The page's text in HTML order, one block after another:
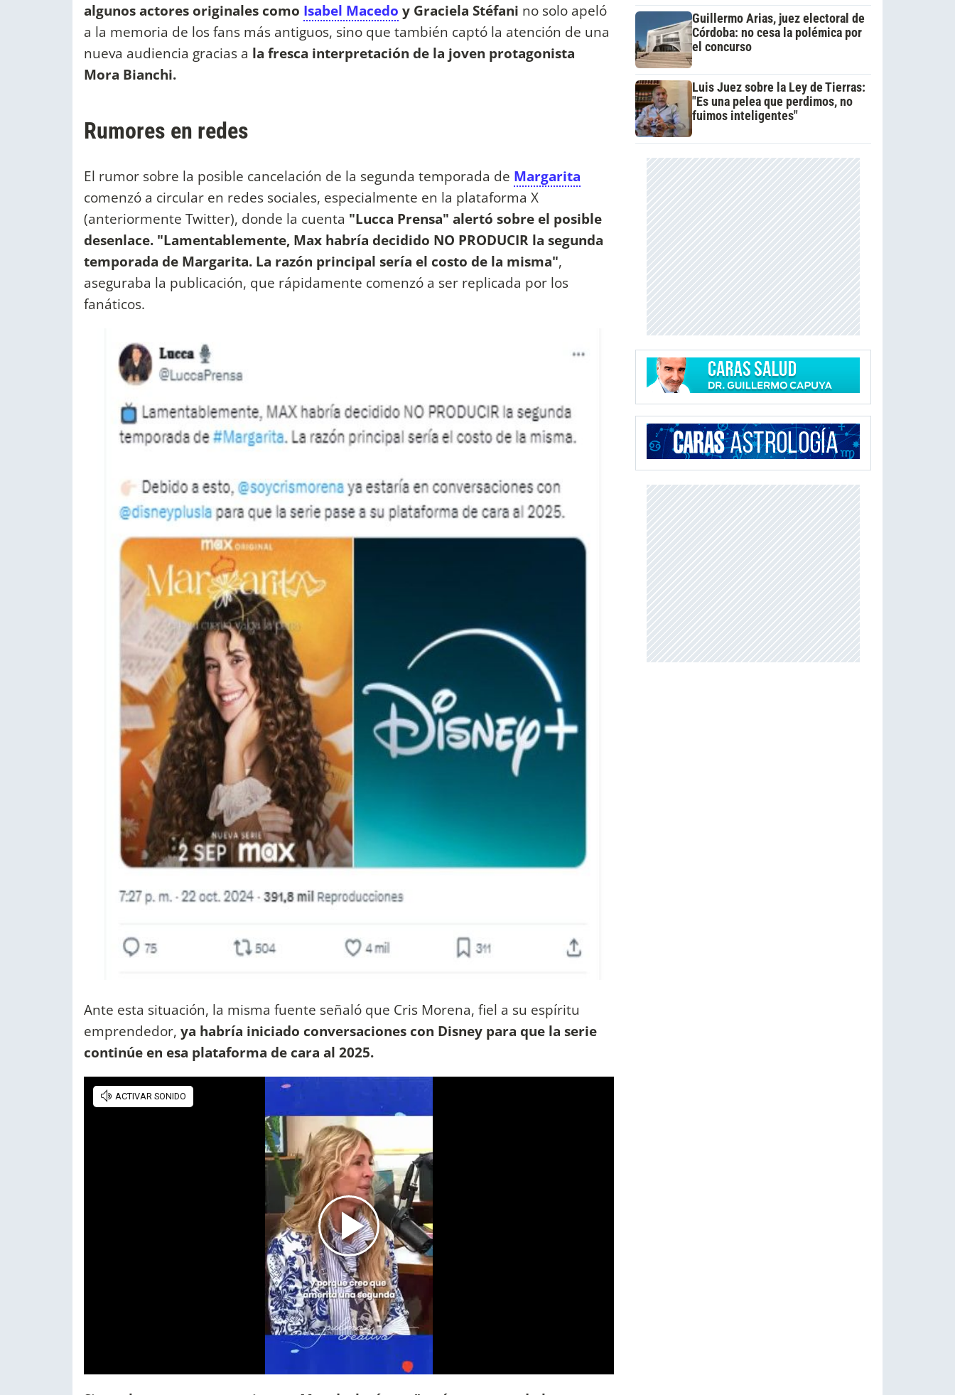
algunos actores originales como Isabel Macedo y Graciela Stéfani no solo apeló
a la memoria de los fans más antiguos, sino que también captó la atención de una
nueva audiencia gracias a la fresca interpretación de la joven protagonista
Mora Bianchi.
Rumores en redes
El rumor sobre la posible cancelación de la segunda temporada de Margarita
comenzó a circular en redes sociales, especialmente en la plataforma X
(anteriormente Twitter), donde la cuenta "Lucca Prensa" alertó sobre el posible
desenlace. "Lamentablemente, Max habría decidido NO PRODUCIR la segunda
temporada de Margarita. La razón principal sería el costo de la misma",
aseguraba la publicación, que rápidamente comenzó a ser replicada por los
fanáticos.
Ante esta situación, la misma fuente señaló que Cris Morena, fiel a su espíritu
emprendedor, ya habría iniciado conversaciones con Disney para que la serie
continúe en esa plataforma de cara al 2025.
Guillermo Arias, juez electoral de
Córdoba: no cesa la polémica por
el concurso
Luis Juez sobre la Ley de Tierras:
"Es una pelea que perdimos, no
fuimos inteligentes"